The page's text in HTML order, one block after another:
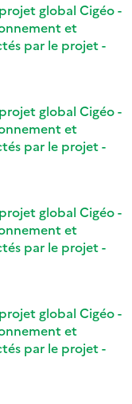
global Cigéo -
et
par le projet -
global Cigéo -
et
par le projet -
global Cigéo -
et
par le projet -
global Cigéo -
et
par le projet -